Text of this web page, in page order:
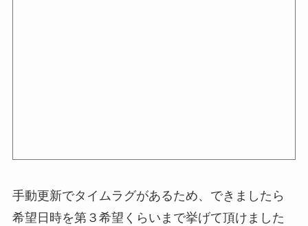
手動更新でタイムラグがあるため、できましたら
希望日時を第３希望くらいまで挙げて頂けました